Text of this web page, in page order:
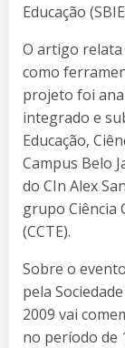
Educação
O artigo relata
como
projeto foi
integrado e
Educação,
Campus Belo
do CIn Alex
grupo Ciência
(CCTE).
Sobre o
pela
2009 vai
no período de